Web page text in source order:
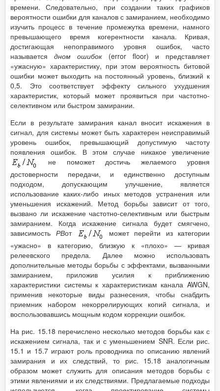
времени. Следовательно, при создании таких графиков
вероятности ошибки для каналов с замиранием, необходимо
изучить процесс в течение промежутка времени, намного
превышающего время когерентности канала. Кривая,
достигающая непоправимого уровня ошибок, часто
называется дном ошибок (error floor) и представляет
«ужасную» характеристику, при этом вероятность битовой
ошибки может выходить на постоянный уровень, близкий к
0,5. Это соответствует эффекту сильного ухудшения
характеристик, который может проявиться при частотно-
селективном или быстром замирании.
Если в результате замирания канал вносит искажения в
сигнал, для системы может быть характерен неисправимый
уровень ошибок, превышающий допустимую частоту
появления ошибок. В этом случае никакое увеличение
не поможет достичь желаемого уровня
достоверности передачи, и единственно доступным
подходом, допускающим улучшение, является
использование каких-либо иных методов устранения или
уменьшения искажений. Метод борьбы зависит от того,
вызвано ли искажение частотно-селективным или быстрым
замиранием. Когда искажение сигнала будет смягчено,
зависимость РВот
может перейти из категории
«ужасно» в категорию, близкую к «плохо» — кривая
релеевского предела. Далее можно использовать
дополнительные методы борьбы с эффектами, вызванными
замиранием, приложив усилия к приближению
характеристики системы к характеристикам канала AWGN,
применив некоторые виды разнесения, чтобы снабдить
приемник набором некоррелирующих копий сигнала, и
воспользовавшись мощным кодом коррекции ошибок.
На рис. 15.18 перечислено несколько методов борьбы как с
искажением сигнала, так и с уменьшением SNR. Если рис.
15.1 и 15.7 играют роль проводника по описанию явлений
замирания и их следствий, то рис. 15.18 аналогичным
образом может служить для описания методов борьбы с
этими явлениями и их следствиями. Предлагаемые подходы